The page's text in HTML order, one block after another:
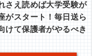
さえ読めば大学受験が
がスタート！毎日送ら
けて保護者がやるべき